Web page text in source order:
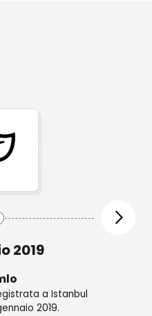
2019
Gomlo
di consulenza nel
con il nome di